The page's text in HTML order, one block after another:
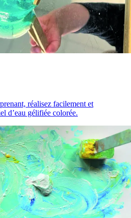
réalisez facilement et
d’eau gélifiée colorée.